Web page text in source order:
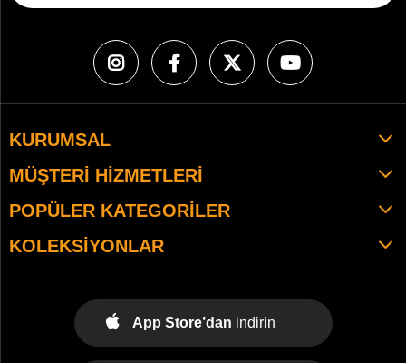
KURUMSAL
MÜŞTERI HIZMETLERI
POPÜLER KATEGORILER
KOLEKSIYONLAR
App Store’dan indirin